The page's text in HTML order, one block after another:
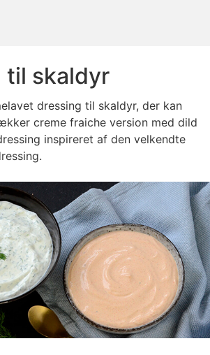
til skaldyr
dressing til skaldyr, der kan
creme fraiche version med dild
inspireret af den velkendte